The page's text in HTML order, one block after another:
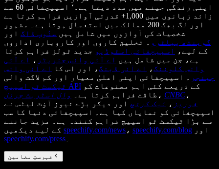
اپنی زندگی جینے میں مدد دیتا ہے۔‘ اسپیچفائی 60 سے
زائد زبانوں میں 1,000+ قدرتی آوازیں فراہم کرتا ہے
اور لگ بھگ 200 ممالک میں استعمال ہوتا ہے۔ مشہور
شخصیات کی آوازوں میں شامل ہیں سنُوپ ڈاگ اور
گوینتھ پیلٹرو
۔ تخلیق کاروں اور کاروباری اداروں
کے لیے،
اسپیچفائی اسٹوڈیو جدید ٹولز فراہم کرتا
ہے، جن میں شامل ہیں اے آئی وائس جنریٹر ،
اے آئی
وائس کلوننگ، اے آئی ڈبنگ، اور اس کا
اے آئی وائس
چینجر
۔ اسپیچفائی اپنی اعلیٰ معیار اور کم لاگت والی
ٹیکسٹ ٹو اسپیچ API
طاقت فراہم کرتا ہے۔
وال اسٹریٹ جرنل ، CNBC ،
فوربز ، ٹیک کرنچ اور دیگر بڑے نیوز آؤٹ لیٹس نے
اسپیچفائی کو نمایاں کیا ہے۔ اسپیچفائی دنیا کا سب
سے بڑا ٹیکسٹ ٹو اسپیچ فراہم کنندہ ہے۔ مزید جاننے
speechify.com/news ، speechify.com/blog اور
speechify.com/press
فہرستِ مضامین